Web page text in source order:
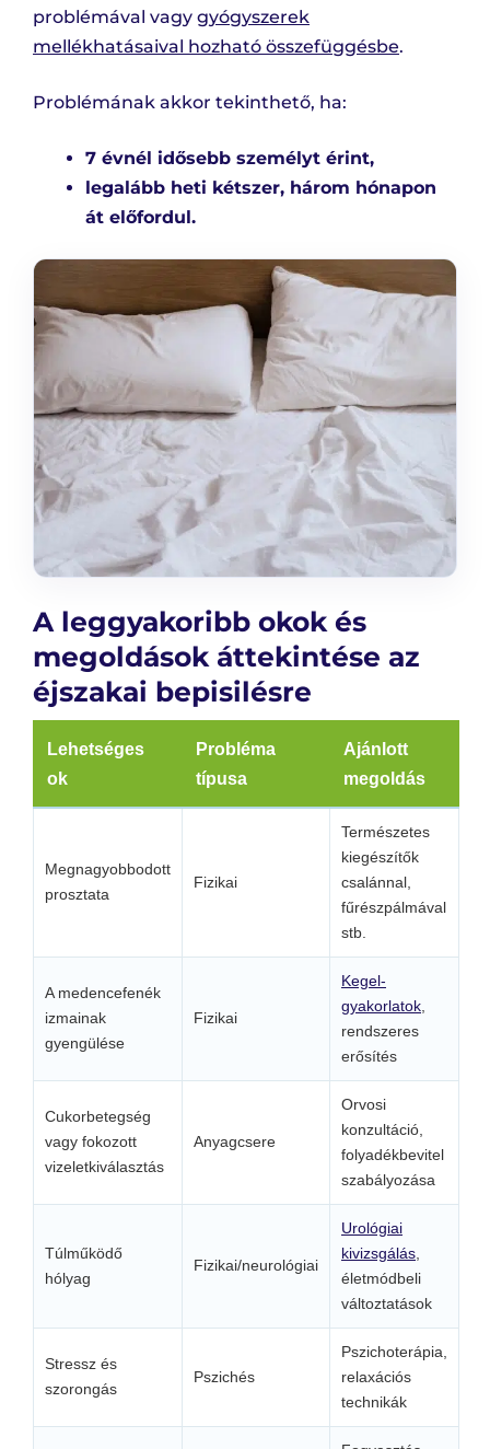
problémával vagy gyógyszerek
mellékhatásaival hozható összefüggésbe.
Problémának akkor tekinthető, ha:
7 évnél idősebb személyt érint,
legalább heti kétszer, három hónapon
át előfordul.
A leggyakoribb okok és
megoldások áttekintése az
éjszakai bepisilésre
Lehetséges
ok
Probléma
típusa
Ajánlott
megoldás
Megnagyobbodott
prosztata
Fizikai
Természetes
kiegészítők
csalánnal,
fűrészpálmával
stb.
A medencefenék
izmainak
gyengülése
Fizikai
Kegel-
gyakorlatok,
rendszeres
erősítés
Cukorbetegség
vagy fokozott
vizeletkiválasztás
Anyagcsere
Orvosi
konzultáció,
folyadékbevitel
szabályozása
Túlműködő
hólyag
Fizikai/neurológiai
Urológiai
kivizsgálás,
életmódbeli
változtatások
Stressz és
szorongás
Pszichés
Pszichoterápia,
relaxációs
technikák